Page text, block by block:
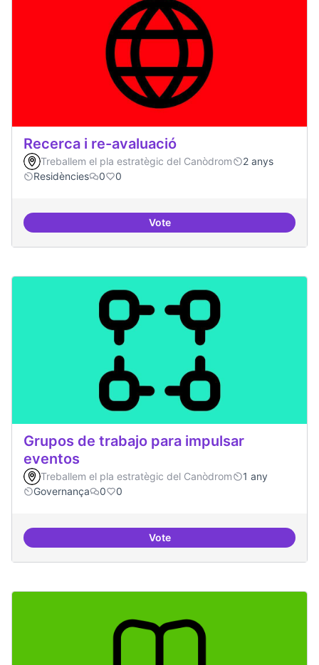
Recerca i re-avaluació
Treballem el pla estratègic del Canòdrom
2 anys
Residències
0 0
VoteRecerca i re-avaluació
Grupos de trabajo para impulsar
eventos
Treballem el pla estratègic del Canòdrom
1 any
Governança
0 0
VoteGrupos de trabajo para impulsar